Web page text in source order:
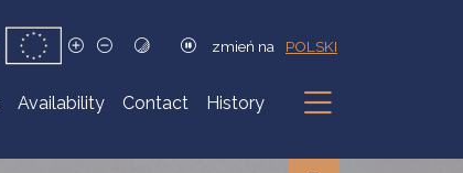
zmień na POLSKI
Availability Contact History
Submenu